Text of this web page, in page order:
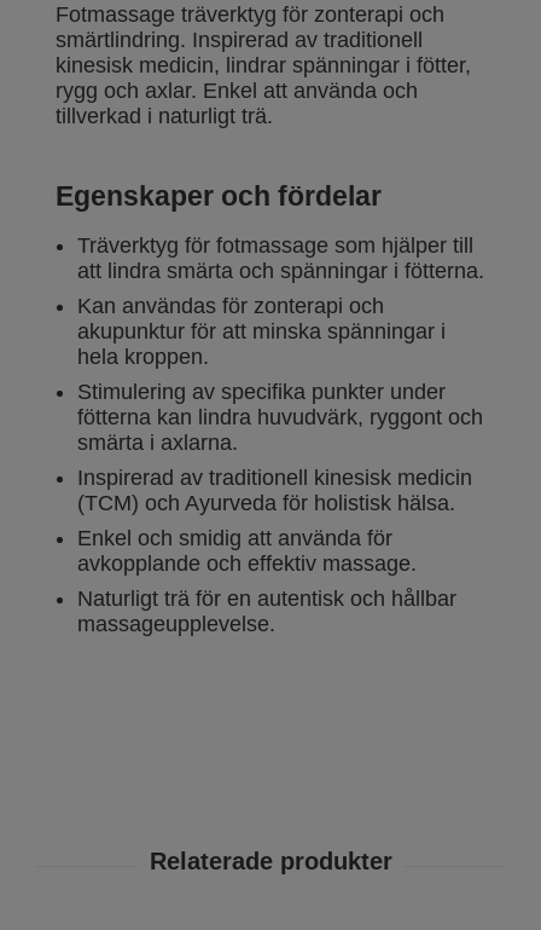
Fotmassage träverktyg för zonterapi och
smärtlindring. Inspirerad av traditionell
kinesisk medicin, lindrar spänningar i fötter,
rygg och axlar. Enkel att använda och
tillverkad i naturligt trä.
Egenskaper och fördelar
Träverktyg för fotmassage som hjälper till
att lindra smärta och spänningar i fötterna.
Kan användas för zonterapi och
akupunktur för att minska spänningar i
hela kroppen.
Stimulering av specifika punkter under
fötterna kan lindra huvudvärk, ryggont och
smärta i axlarna.
Inspirerad av traditionell kinesisk medicin
(TCM) och Ayurveda för holistisk hälsa.
Enkel och smidig att använda för
avkopplande och effektiv massage.
Naturligt trä för en autentisk och hållbar
massageupplevelse.